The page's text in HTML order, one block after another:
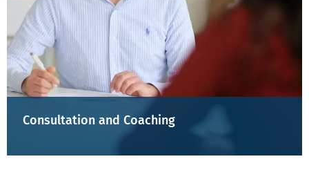
Consultation and Coaching